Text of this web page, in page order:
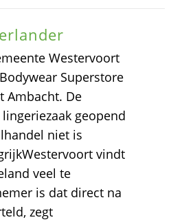
Westervoort
Superstore
Ambacht. De
geopend
niet is
vindt
veel te
is dat direct na
zegt